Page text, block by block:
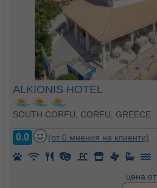
ALKIONIS HOTEL
SOUTH CORFU, CORFU, GREECE
0.0 (от 0 мнения на клиенти)
цена от